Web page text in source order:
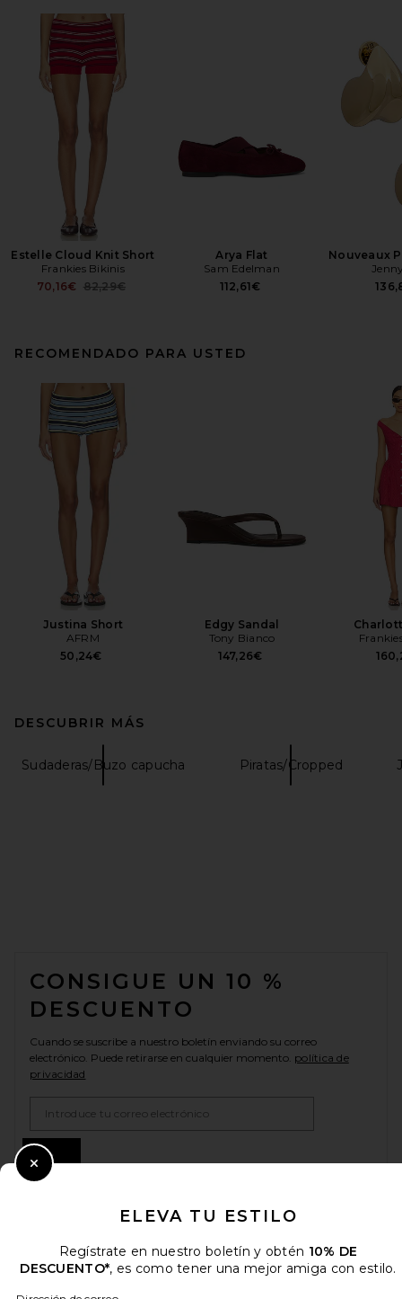
Estelle Cloud Knit Short
Frankies Bikinis
70,16€ Previous price:
82,29€
Arya Flat
Sam Edelman
112,61€
Nouveaux
RECOMENDADO PARA USTED
Justina Short
AFRM
50,24€
Edgy Sandal
Tony Bianco
147,26€
DESCUBRIR MÁS
Sudaderas/Buzo capucha Piratas/Cropped
CONSIGUE UN 10 %
DESCUENTO
Cuando se suscribe a nuestro boletín enviando su correo
electrónico. Puede retirarse en cualquier momento. política de
privacidad
ELEVA TU ESTILO
Regístrate en nuestro boletín y obtén 10% DE
DESCUENTO*, es como tener una mejor amiga con estilo.
Close Modal